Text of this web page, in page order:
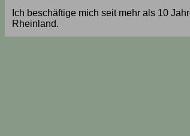
Ich beschäftige mich seit mehr als 10
Rheinland.